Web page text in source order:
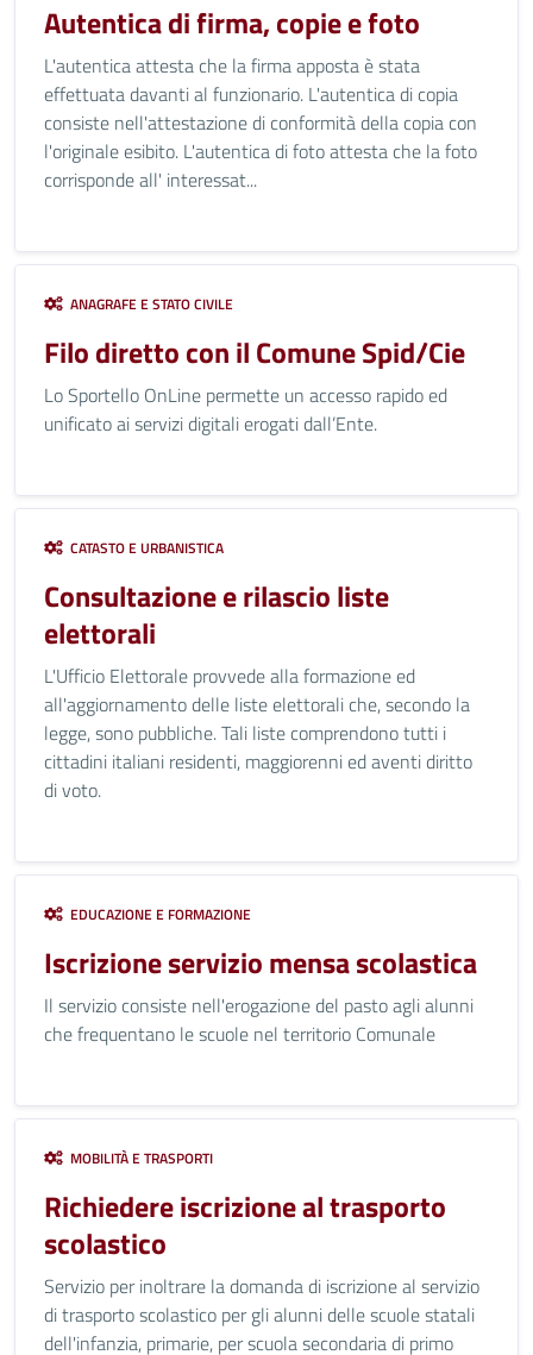
Autentica di firma, copie e foto
L'autentica attesta che la firma apposta è stata
effettuata davanti al funzionario. L'autentica di copia
consiste nell'attestazione di conformità della copia con
l'originale esibito. L'autentica di foto attesta che la foto
corrisponde all' interessat...
ANAGRAFE E STATO CIVILE
Filo diretto con il Comune Spid/Cie
Lo Sportello OnLine permette un accesso rapido ed
unificato ai servizi digitali erogati dall’Ente.
CATASTO E URBANISTICA
Consultazione e rilascio liste
elettorali
L'Ufficio Elettorale provvede alla formazione ed
all'aggiornamento delle liste elettorali che, secondo la
legge, sono pubbliche. Tali liste comprendono tutti i
cittadini italiani residenti, maggiorenni ed aventi diritto
di voto.
EDUCAZIONE E FORMAZIONE
Iscrizione servizio mensa scolastica
Il servizio consiste nell'erogazione del pasto agli alunni
che frequentano le scuole nel territorio Comunale
MOBILITÀ E TRASPORTI
Richiedere iscrizione al trasporto
scolastico
Servizio per inoltrare la domanda di iscrizione al servizio
di trasporto scolastico per gli alunni delle scuole statali
dell'infanzia, primarie, per scuola secondaria di primo